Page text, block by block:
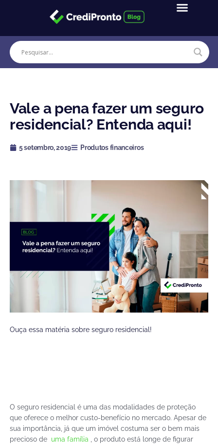
conteúdo
Vale a pena fazer um seguro
residencial? Entenda aqui!
5 setembro, 2019 Produtos financeiros
Ouça essa matéria sobre seguro residencial!
O seguro residencial é uma das modalidades de proteção
que oferece o melhor custo-benefício no mercado. Apesar de
sua importância, já que um imóvel costuma ser o bem mais
precioso de uma família
, o produto está longe de figurar